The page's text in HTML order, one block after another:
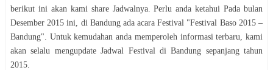
berikut ini akan kami share Jadwalnya. Perlu anda ketahui Pada bulan
Desember 2015 ini, di Bandungada acaraFestival "Festival Baso 2015 –
Bandung". Untuk kemudahan anda memperoleh informasi terbaru, kami
akan selalu mengupdate Jadwal Festival diBandung sepanjang tahun
2015